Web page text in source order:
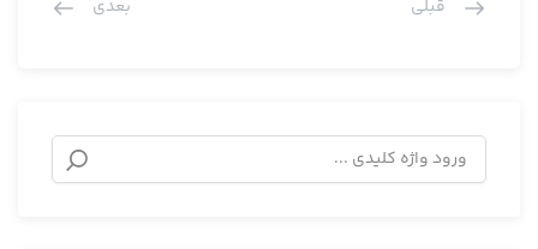
قبلی بعدی